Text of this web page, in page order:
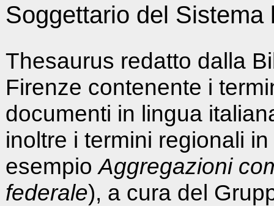
Soggettario del
Thesaurus redatto dalla
Firenze contenente i
documenti in lingua
inoltre i termini regionali
esempioAggregazioni
federale), a cura del